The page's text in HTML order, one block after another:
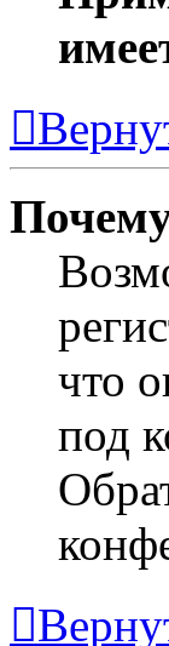
что
под